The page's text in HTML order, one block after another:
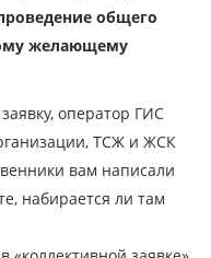
общего
желающему
оператор ГИС
ТСЖ и ЖСК
вам написали
набирается ли там